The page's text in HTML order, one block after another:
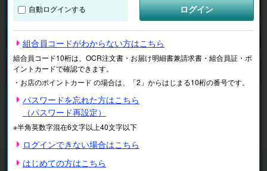
検索
申し訳ございません。 現在、該当商品は、お取扱いしておりません。
マイページ 注文履歴
抽選結果
請求内容
チケット
自動ログインする ログイン
組合員コードがわからない方はこちら
組合員コード10桁は、OCR注文書・お届け明細書兼請求書・組合員証・ポ
イントカードで確認できます。
・お店のポイントカード の場合は、「2」からはじまる10桁の番号です。
パスワードを忘れた方はこちら
（パスワード再設定）
※半角英数字混在6文字以上40文字以下
ログインできない場合はこちら
はじめての方はこちら